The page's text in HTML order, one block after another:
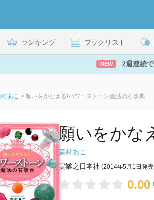
ランキング ブックリスト
NEW 2週連続
村あこ > 願いをかなえる!パワーストーン魔法の石事典
願いをかな
森村あこ
実業之日本社 (2014年5月1日発
0.00